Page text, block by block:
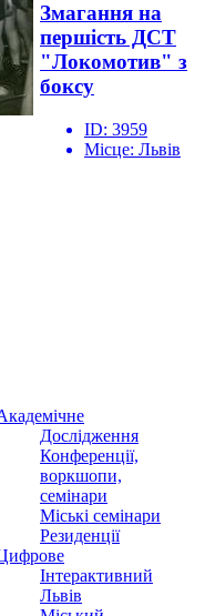
Змагання на
першість ДСТ
"Локомотив" з
боксу
ID: 3959
Місце: Львів
Дослідження
Конференції,
воркшопи,
семінари
Міські семінари
Резиденції
Інтерактивний
Львів